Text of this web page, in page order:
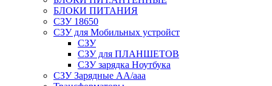
БЛОКИ ПИТАНИЯ
СЗУ 18650
СЗУ для Мобильных устройст
СЗУ
СЗУ для ПЛАНШЕТОВ
СЗУ зарядка Ноутбука
СЗУ Зарядные АА/ааа